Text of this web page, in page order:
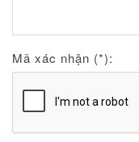
Mã xác nhận (*):